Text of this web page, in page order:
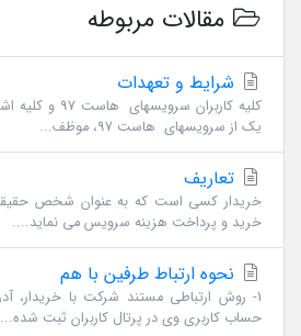
مقالات مربوطه
شرایط و تعهدات
کلیه کاربران
یک از سرویسهای هاست 97، موظف...
تعاریف
خریدار کسی است که به عنوان شخص
خرید و پرداخت هزینه سرویس می نماید....
نحوه ارتباط طرفین با هم
1- روش ارتباطی مستند شرکت با خریدار،
حساب کاربری وی در پرتال کاربران ثبت شده...